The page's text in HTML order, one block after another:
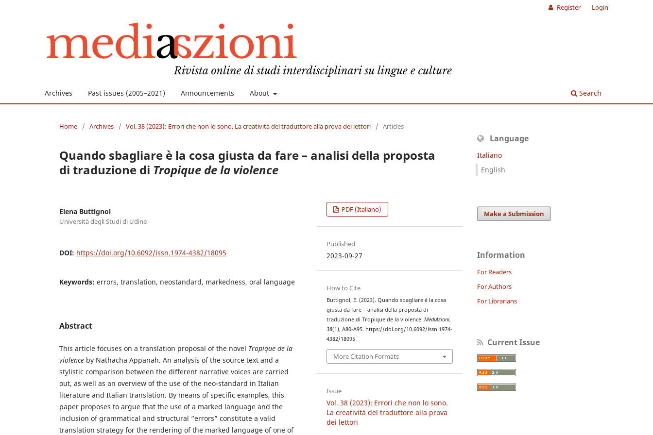
Archives Past issues (2005–2021) Announcements About Search
Register Login
Home / Archives / Vol. 38 (2023): Errori che non lo sono. La creatività del traduttore alla prova dei lettori / Articles
Quando sbagliare è la cosa giusta da fare – analisi della proposta
di traduzione di Tropique de la violence
Elena Buttignol
Università degli Studi di Udine
DOI: https://doi.org/10.6092/issn.1974-4382/18095
Keywords: errors, translation, neostandard, markedness, oral language
Abstract
This article focuses on a translation proposal of the novel Tropique de la
violence by Nathacha Appanah. An analysis of the source text and a
stylistic comparison between the different narrative voices are carried
out, as well as an overview of the use of the neo-standard in Italian
literature and Italian translation. By means of specific examples, this
paper proposes to argue that the use of a marked language and the
inclusion of grammatical and structural “errors” constitute a valid
translation strategy for the rendering of the marked language of one of
PDF (Italiano)
Published
2023-09-27
How to Cite
Buttignol, E. (2023). Quando sbagliare è la cosa
giusta da fare – analisi della proposta di
traduzione di Tropique de la violence.MediAzioni,
38(1), A80-A95. https://doi.org/10.6092/issn.1974-
4382/18095
More Citation Formats
Issue
Vol. 38 (2023): Errori che non lo sono.
La creatività del traduttore alla prova
dei lettori
Language
Italiano
English
Make a Submission
Information
For Readers
For Authors
For Librarians
Current Issue